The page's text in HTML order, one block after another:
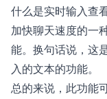
什么是实时输入查
加快聊天速度的一
能。换句话说，这
入的文本的功能。
总的来说，此功能